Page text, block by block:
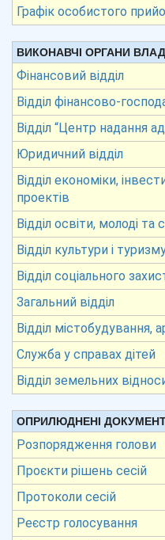
Графік особистого
ВИКОНАВЧІ ОРГАНИ
Фінансовий відділ
Відділ фінансово-
Відділ “Центр надання
Юридичний відділ
Відділ економіки,
проектів
Відділ освіти, молоді та
Відділ культури і
Відділ соціального
Загальний відділ
Відділ містобудування,
Служба у справах дітей
Відділ земельних
ОПРИЛЮДНЕНІ
Розпорядження голови
Проєкти рішень сесій
Протоколи сесій
Реєстр голосування